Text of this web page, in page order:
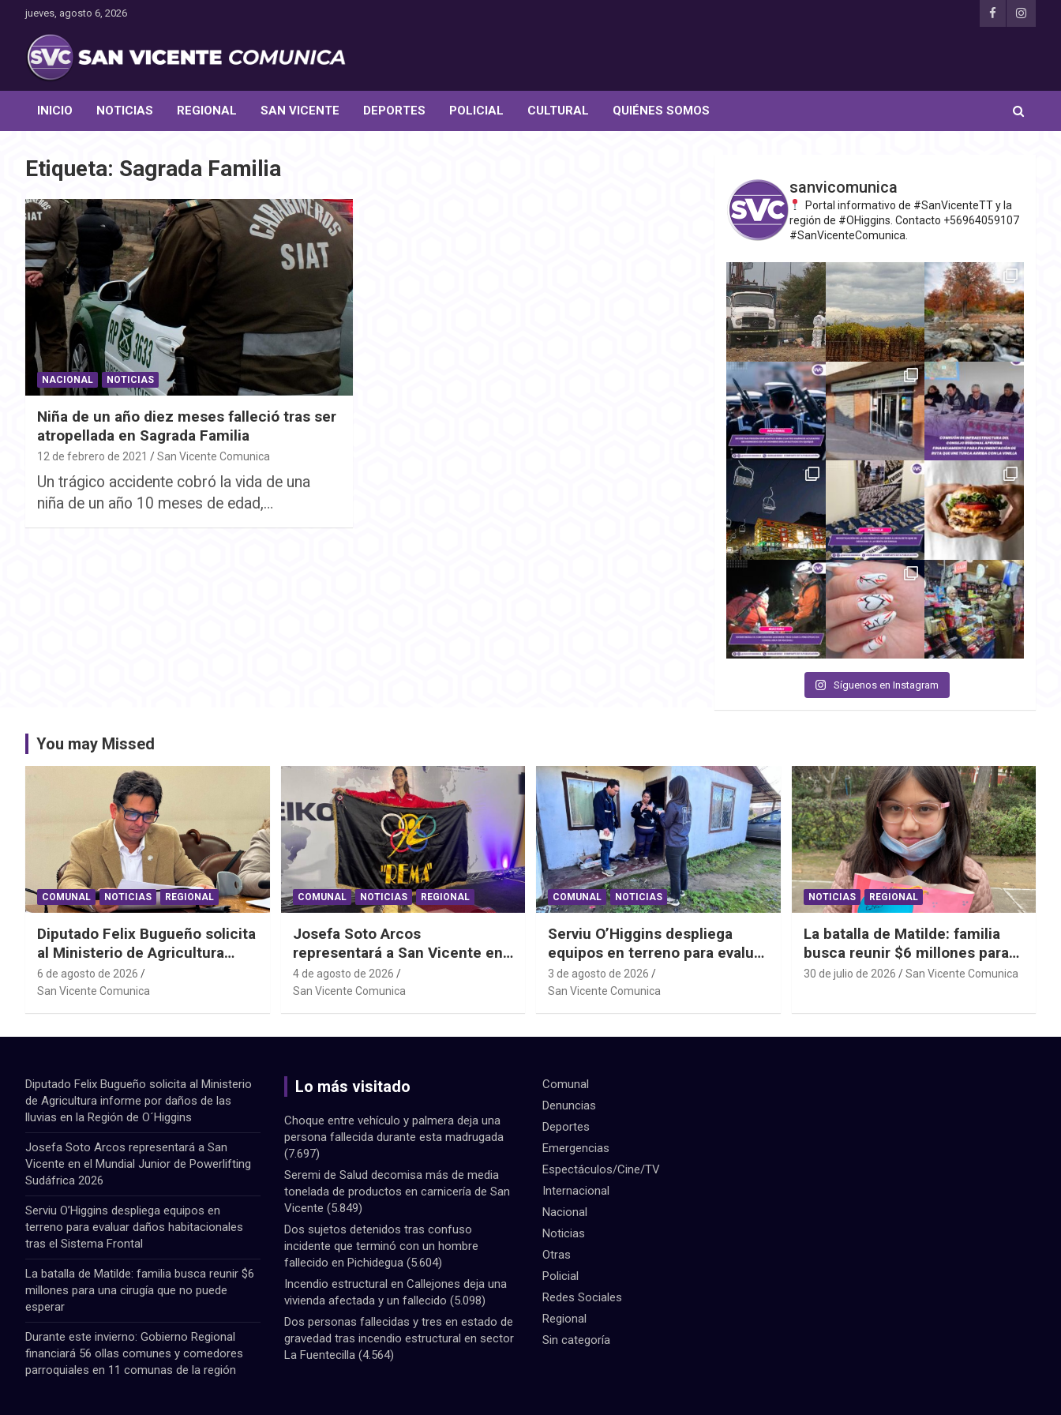
Saltar
contenido
jueves, agosto 6, 2026
San Vicente Comunica
Toda la actualidad noticiosa de nuestra comuna
INICIO
NOTICIAS REGIONAL SAN VICENTE DEPORTES POLICIAL CULTURAL QUIÉNES SOMOS
Etiqueta: Sagrada Familia
NACIONAL NOTICIAS
Niña de un año diez meses falleció tras ser
atropellada en Sagrada Familia
12 de febrero de 2021 San Vicente Comunica
Un trágico accidente cobró la vida de una
niña de un año 10 meses de edad,…
sanvicomunica
Portal informativo de #SanVicenteTT y la
región de #OHiggins. Contacto +56964059107
#SanVicenteComunica.
Síguenos en Instagram
You may Missed
COMUNAL NOTICIAS REGIONAL
Diputado Felix Bugueño solicita
al Ministerio de Agricultura
informe por daños de las lluvias
en la Región de O´Higgins
6 de agosto de 2026
San Vicente Comunica
COMUNAL NOTICIAS REGIONAL
Josefa Soto Arcos
representará a San Vicente en
el Mundial Junior de
Powerlifting Sudáfrica 2026
4 de agosto de 2026
San Vicente Comunica
COMUNAL NOTICIAS
Serviu O’Higgins despliega
equipos en terreno para evaluar
daños habitacionales tras el
Sistema Frontal
3 de agosto de 2026
San Vicente Comunica
NOTICIAS REGIONAL
La batalla de Matilde: familia
busca reunir $6 millones para
una cirugía que no puede
30 de julio de 2026 San Vicente Comunica
Diputado Felix Bugueño solicita al Ministerio
de Agricultura informe por daños de las
lluvias en la Región de O´Higgins
Josefa Soto Arcos representará a San
Vicente en el Mundial Junior de Powerlifting
Sudáfrica 2026
Serviu O’Higgins despliega equipos en
terreno para evaluar daños habitacionales
tras el Sistema Frontal
La batalla de Matilde: familia busca reunir $6
millones para una cirugía que no puede
esperar
Durante este invierno: Gobierno Regional
financiará 56 ollas comunes y comedores
parroquiales en 11 comunas de la región
Lo más visitado
Choque entre vehículo y palmera deja una
persona fallecida durante esta madrugada
(7.697)
Seremi de Salud decomisa más de media
tonelada de productos en carnicería de San
Vicente (5.849)
Dos sujetos detenidos tras confuso
incidente que terminó con un hombre
fallecido en Pichidegua (5.604)
Incendio estructural en Callejones deja una
vivienda afectada y un fallecido (5.098)
Dos personas fallecidas y tres en estado de
gravedad tras incendio estructural en sector
La Fuentecilla (4.564)
Comunal
Denuncias
Deportes
Emergencias
Espectáculos/Cine/TV
Internacional
Nacional
Noticias
Otras
Policial
Redes Sociales
Regional
Sin categoría